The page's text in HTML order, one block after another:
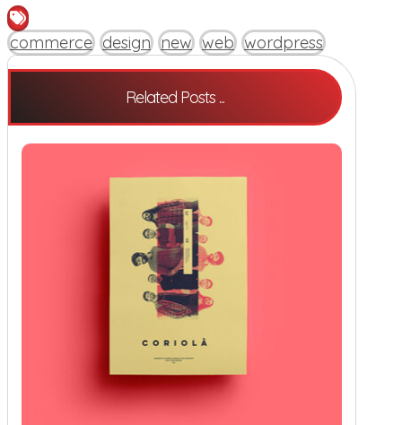
commerce design new web wordpress
Related Posts ...